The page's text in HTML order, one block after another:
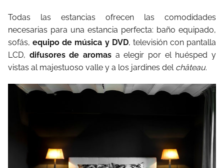
Todas las estancias ofrecen las comodidades
necesarias para una estancia perfecta: baño equipado,
sofás, equipo de música y DVD, televisión con pantalla
LCD, difusores de aromas a elegir por el huésped y
vistas al majestuoso valle y a los jardines del château.